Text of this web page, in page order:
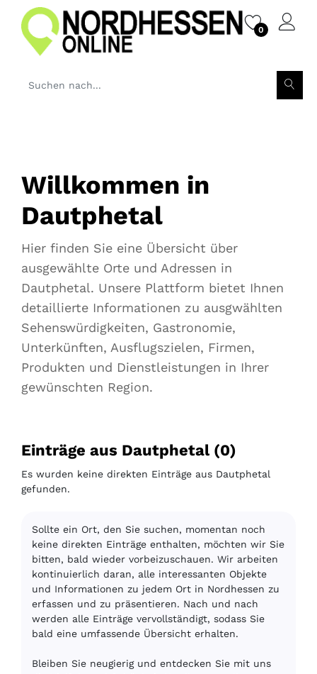
0
Willkommen in
Dautphetal
Hier finden Sie eine Übersicht über
ausgewählte Orte und Adressen in
Dautphetal. Unsere Plattform bietet Ihnen
detaillierte Informationen zu ausgwählten
Sehenswürdigkeiten, Gastronomie,
Unterkünften, Ausflugszielen, Firmen,
Produkten und Dienstleistungen in Ihrer
gewünschten Region.
Einträge aus Dautphetal (0)
Es wurden keine direkten Einträge aus Dautphetal
gefunden.
Sollte ein Ort, den Sie suchen, momentan noch
keine direkten Einträge enthalten, möchten wir Sie
bitten, bald wieder vorbeizuschauen. Wir arbeiten
kontinuierlich daran, alle interessanten Objekte
und Informationen zu jedem Ort in Nordhessen zu
erfassen und zu präsentieren. Nach und nach
werden alle Einträge vervollständigt, sodass Sie
bald eine umfassende Übersicht erhalten.
Bleiben Sie neugierig und entdecken Sie mit uns